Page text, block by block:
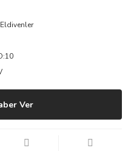
Eldivenler
Ver